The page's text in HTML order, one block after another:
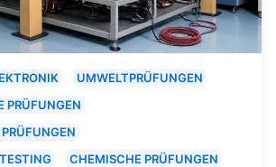
UMWELTPRÜFUNGEN
PRÜFUNGEN
CHEMISCHE PRÜFUNGEN